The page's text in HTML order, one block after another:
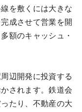
を敷くには大きな
成させて営業を開
額のキャッシュ・
辺開発に投資する
されます。鉄道会
たり、不動産の大